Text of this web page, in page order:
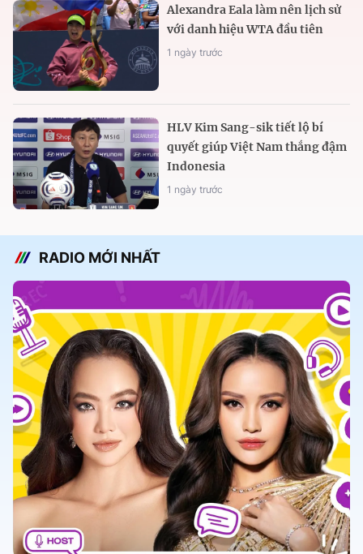
Alexandra Eala làm nên lịch sử
với danh hiệu WTA đầu tiên
1 ngày trước
HLV Kim Sang-sik tiết lộ bí
quyết giúp Việt Nam thắng đậm
Indonesia
1 ngày trước
RADIO MỚI NHẤT